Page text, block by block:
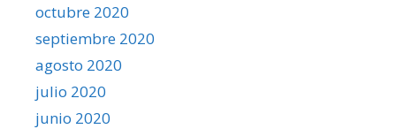
octubre 2020
septiembre 2020
agosto 2020
julio 2020
junio 2020